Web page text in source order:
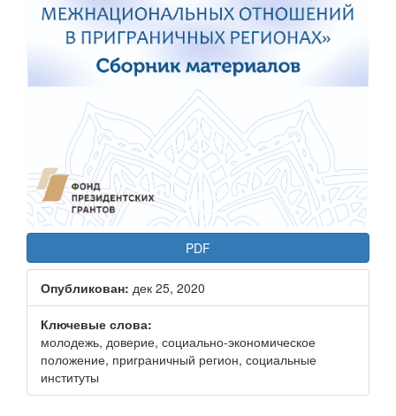
PDF
Опубликован: дек 25, 2020
Ключевые слова:
молодежь, доверие, социально-экономическое
положение, приграничный регион, социальные
институты